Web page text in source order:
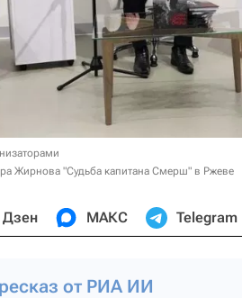
Жирнова "Судьба капитана Смерш" в Ржеве
Дзен МАКС Telegram
от РИА ИИ